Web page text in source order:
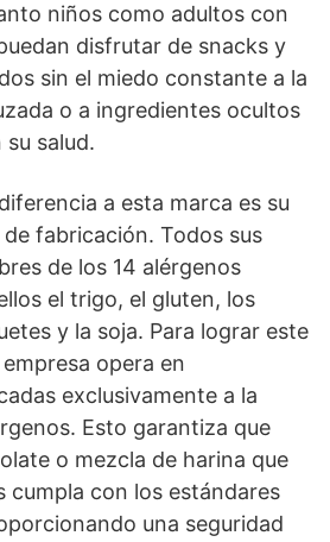
niños como adultos con
disfrutar de snacks y
sin el miedo constante a la
o a ingredientes ocultos
salud.
a esta marca es su
fabricación. Todos sus
de los 14 alérgenos
el trigo, el gluten, los
y la soja. Para lograr este
opera en
exclusivamente a la
Esto garantiza que
o mezcla de harina que
cumpla con los estándares
una seguridad